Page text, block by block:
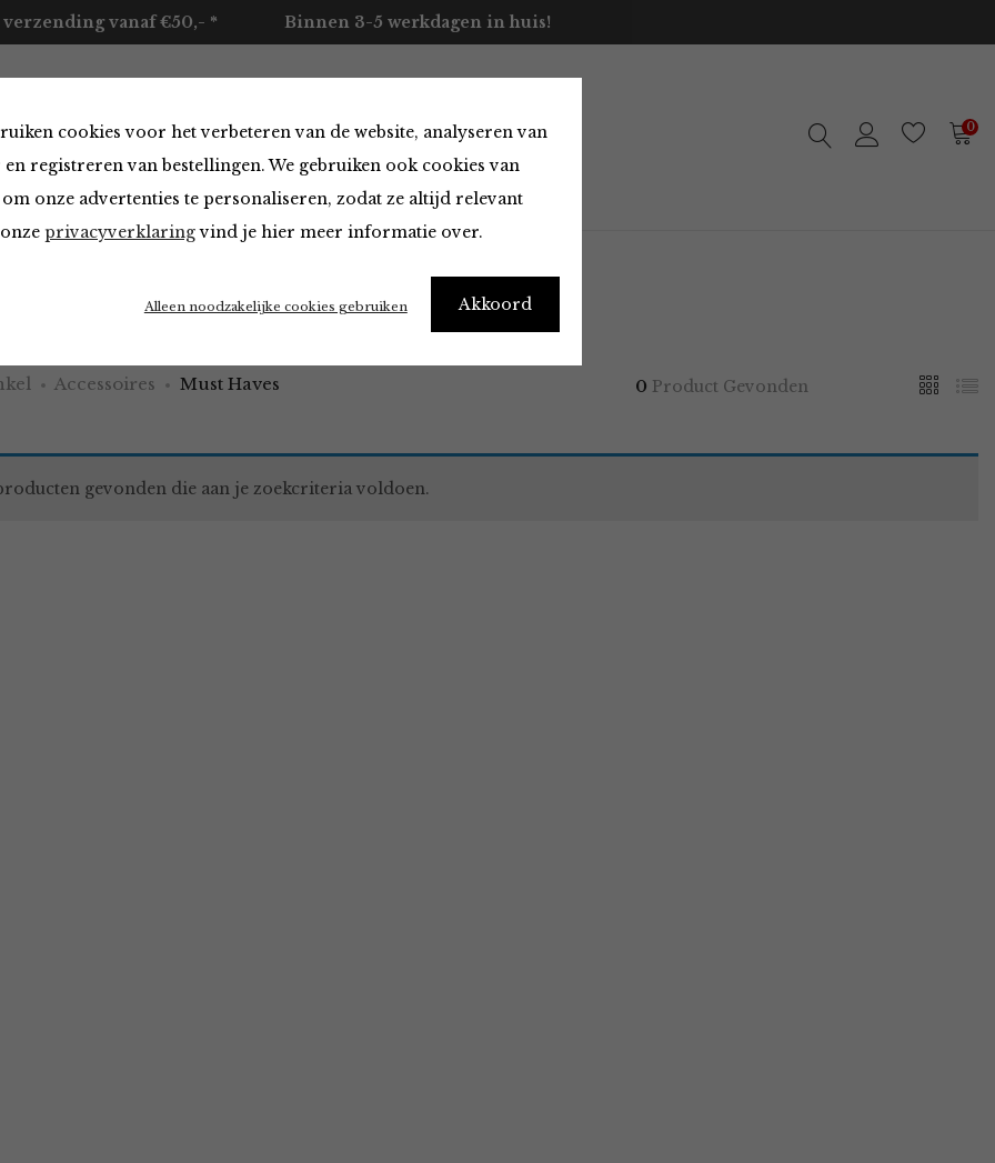
cookies voor het verbeteren van de website, analyseren van
en registreren van bestellingen. We gebruiken ook cookies van
onze advertenties te personaliseren, zodat ze altijd relevant
privacyverklaringvind je hier meer informatie over.
Akkoord
Alleen noodzakelijke cookies gebruiken
verzending vanaf €50,- * Binnen 3-5 werkdagen in huis!
Merken Over ons Contact 0
Accessoires Must Haves 0 Product Gevonden
gevonden die aan je zoekcriteria voldoen.